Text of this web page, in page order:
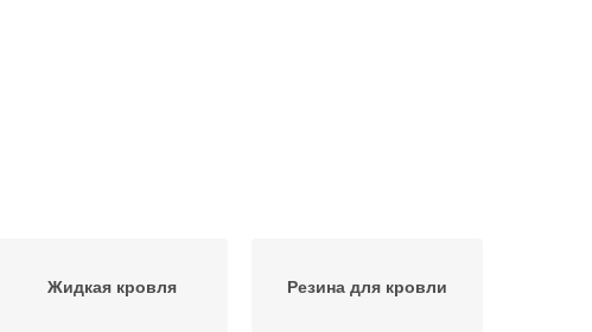
Жидкая кровля Резина для кровли